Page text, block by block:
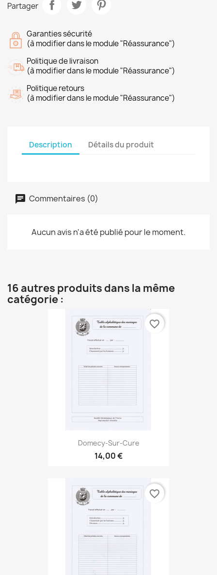
Partager
Garanties sécurité
(à modifier dans le module "Réassurance")
Politique de livraison
(à modifier dans le module "Réassurance")
Politique retours
(à modifier dans le module "Réassurance")
Description Détails du produit
Commentaires (0)
Aucun avis n'a été publié pour le moment.
16 autres produits dans la même
catégorie :
Domecy-Sur-Cure
14,00 €
favorite_border
favorite_border